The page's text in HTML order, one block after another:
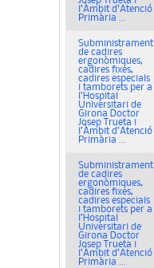
l’Àmbit d’Atenció
Primària ...
Subministrament
de cadires
ergonòmiques,
cadires fixes,
cadires especials
i tamborets per a
l’Hospital
Universitari de
Girona Doctor
Josep Trueta i
l’Àmbit d’Atenció
Primària ...
Subministrament
de cadires
ergonòmiques,
cadires fixes,
cadires especials
i tamborets per a
l’Hospital
Universitari de
Girona Doctor
Josep Trueta i
l’Àmbit d’Atenció
Primària ...